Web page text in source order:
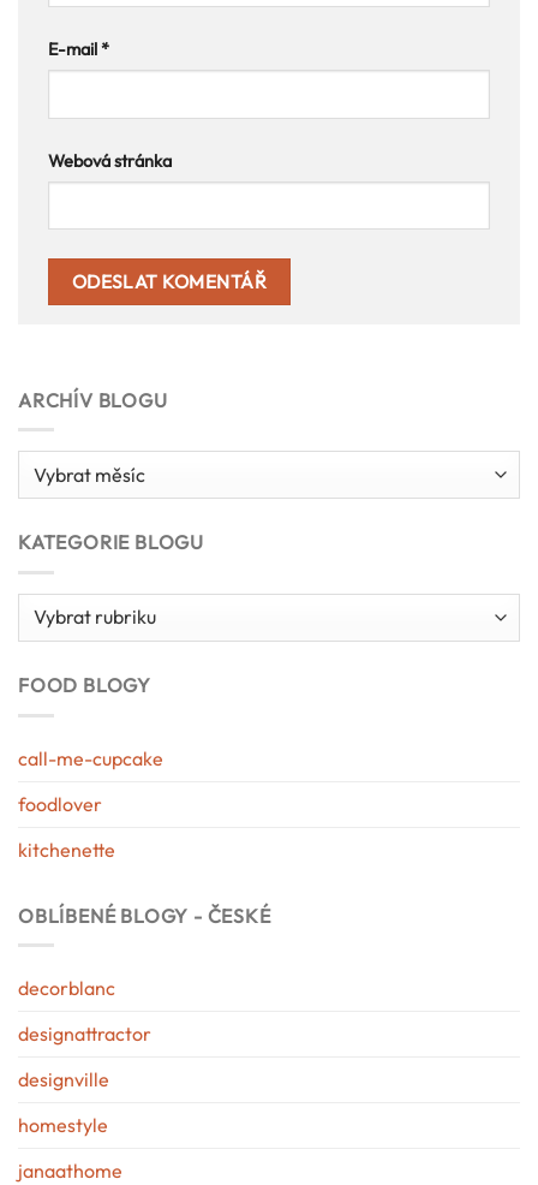
E-mail*
Webová stránka
ARCHÍV BLOGU
Archív
blogu
KATEGORIE BLOGU
Kategorie
blogu
FOOD BLOGY
call-me-cupcake
foodlover
kitchenette
OBLÍBENÉ BLOGY - ČESKÉ
decorblanc
designattractor
designville
homestyle
janaathome